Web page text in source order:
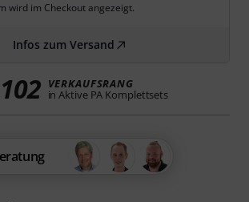
wird im Checkout angezeigt.
Infos zum Versand
102 VERKAUFSRANG
in Aktive PA Komplettsets